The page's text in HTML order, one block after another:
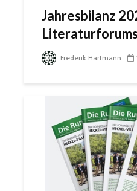
Jahresbilanz
Frederik Hartmann